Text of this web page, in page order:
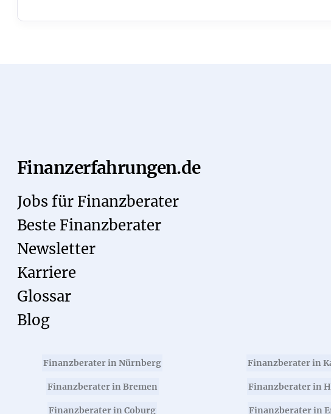
Finanzerfahrungen.de
Jobs für Finanzberater
Beste Finanzberater
Newsletter
Karriere
Glossar
Blog
Finanzberater in Nürnberg Finanzberater in
Finanzberater in Bremen Finanzberater in
Finanzberater in Coburg Finanzberater in